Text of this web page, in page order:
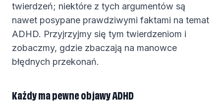
twierdzeń; niektóre z tych argumentów są
nawet posypane prawdziwymi faktami na temat
ADHD. Przyjrzyjmy się tym twierdzeniom i
zobaczmy, gdzie zbaczają na manowce
błędnych przekonań.
Każdy ma pewne objawy ADHD